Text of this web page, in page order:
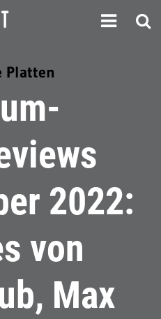
Platten
2022:
von
Max